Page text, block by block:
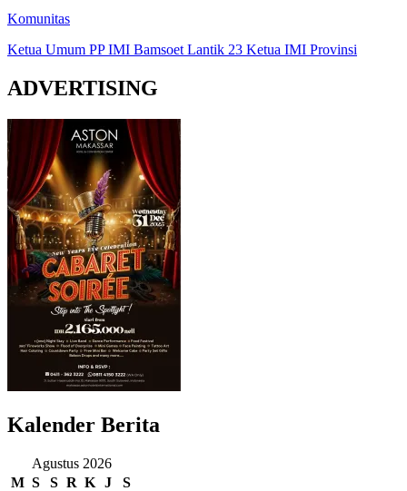
Komunitas
Ketua Umum PP IMI Bamsoet Lantik 23 Ketua IMI Provinsi
ADVERTISING
Kalender Berita
Agustus 2026
M S S R K J
S